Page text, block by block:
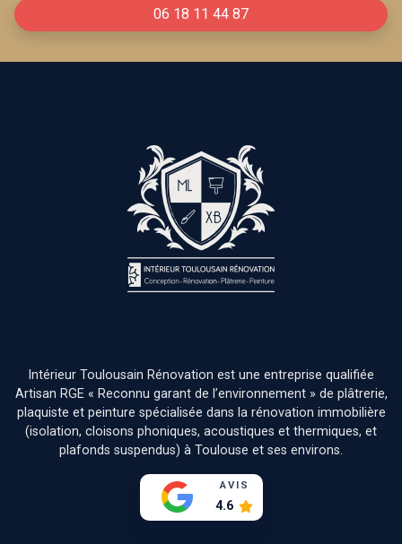
06 18 11 44 87
Intérieur Toulousain Rénovation est une entreprise qualifiée
Artisan RGE « Reconnu garant de l’environnement » de plâtrerie,
plaquiste et peinture spécialisée dans la rénovation immobilière
(isolation, cloisons phoniques, acoustiques et thermiques, et
plafonds suspendus) à Toulouse et ses environs.
AVIS
4.6